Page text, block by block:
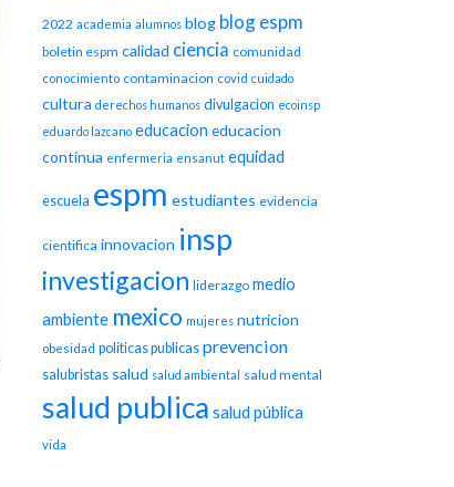
2022 academia alumnos blog blog espm
boletin espm calidad ciencia comunidad
conocimiento contaminacion covid cuidado
cultura derechos humanos divulgacion ecoinsp
eduardo lazcano educacion educacion
continua enfermeria ensanut equidad
escuela espm estudiantes evidencia
cientifica innovacion insp
investigacion liderazgo medio
ambiente mexico mujeres nutricion
obesidad politicas publicas prevencion
salubristas salud salud ambiental salud mental
salud publica salud pública
vida